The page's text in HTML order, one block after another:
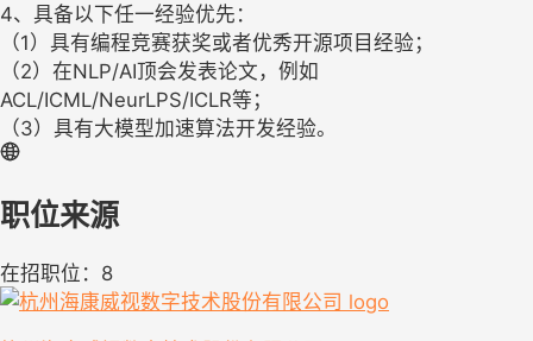
4、具备以下任一经验优先：
（1）具有编程竞赛获奖或者优秀开源项目经验；
（2）在NLP/AI顶会发表论文，例如
ACL/ICML/NeurLPS/ICLR等；
（3）具有大模型加速算法开发经验。
职位来源
在招职位：8